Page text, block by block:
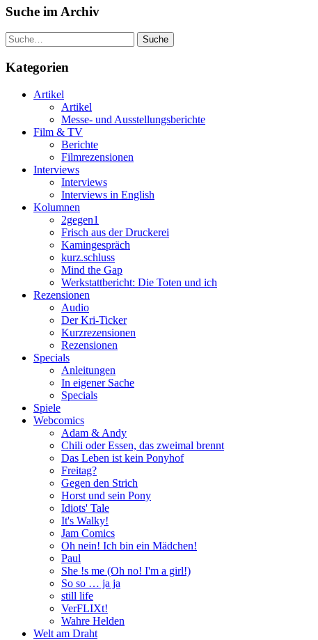
Suche im Archiv
Suche
Kategorien
Artikel
Artikel
Messe- und Ausstellungsberichte
Film & TV
Berichte
Filmrezensionen
Interviews
Interviews
Interviews in English
Kolumnen
2gegen1
Frisch aus der Druckerei
Kamingespräch
kurz.schluss
Mind the Gap
Werkstattbericht: Die Toten und ich
Rezensionen
Audio
Der Kri-Ticker
Kurzrezensionen
Rezensionen
Specials
Anleitungen
In eigener Sache
Specials
Spiele
Webcomics
Adam & Andy
Chili oder Essen, das zweimal brennt
Das Leben ist kein Ponyhof
Freitag?
Gegen den Strich
Horst und sein Pony
Idiots' Tale
It's Walky!
Jam Comics
Oh nein! Ich bin ein Mädchen!
Paul
She !s me (Oh no! I'm a girl!)
So so … ja ja
still life
VerFLIXt!
Wahre Helden
Welt am Draht